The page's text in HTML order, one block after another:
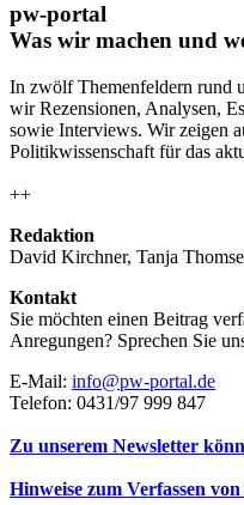
pw-portal
Was wir machen und
In zwölf Themenfeldern rund
wir Rezensionen, Analysen,
sowie Interviews. Wir zeigen
Politikwissenschaft für das
++
Redaktion
David Kirchner, Tanja
Kontakt
Sie möchten einen Beitrag
Anregungen? Sprechen Sie
E-Mail: info@pw-portal.de
Telefon: 0431/97 999 847
Zu unserem Newsletter
Hinweise zum Verfassen